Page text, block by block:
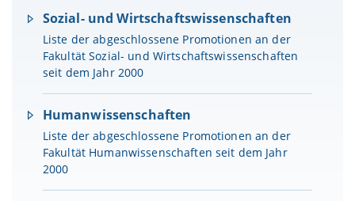
Sozial- und Wirtschaftswissenschaften
Liste der abgeschlossene Promotionen an der
Fakultät Sozial- und Wirtschaftswissenschaften
seit dem Jahr 2000
Humanwissenschaften
Liste der abgeschlossene Promotionen an der
Fakultät Humanwissenschaften seit dem Jahr
2000